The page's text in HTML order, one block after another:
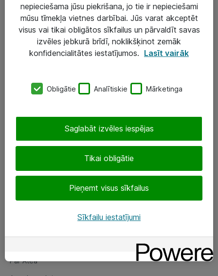
IT infrastruktūra
Darba vietu IT risinājumi
Serveri un datu centri
SIA „ATEA”
eShop@atea.lv
Sekojiet mums
Par Atea
Par Atea
nepieciešama jūsu piekrišana, jo tie ir nepieciešami
mūsu tīmekļa vietnes darbībai. Jūs varat akceptēt
visus vai tikai obligātos sīkfailus un pārvaldīt savas
izvēles jebkurā brīdī, noklikšķinot zemāk
konfidencialitātes iestatījumos. Lasīt vairāk
Obligātie Analītiskie Mārketinga
Tikai obligātie
Pieņemt visus sīkfailus
Saglabāt izvēles iespējas
Sīkfailu iestatījumi